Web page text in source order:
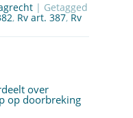
| Getagged
, Rv art. 387, Rv
over
op doorbreking